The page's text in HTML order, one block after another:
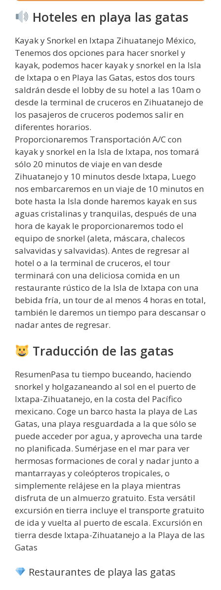
Hoteles en playa las gatas
Kayak y Snorkel en Ixtapa Zihuatanejo México,
Tenemos dos opciones para hacer snorkel y
kayak, podemos hacer kayak y snorkel en la Isla
de Ixtapa o en Playa las Gatas, estos dos tours
saldrán desde el lobby de su hotel a las 10am o
desde la terminal de cruceros en Zihuatanejo de
los pasajeros de cruceros podemos salir en
diferentes horarios.
Proporcionaremos Transportación A/C con
kayak y snorkel en la Isla de Ixtapa, nos tomará
sólo 20 minutos de viaje en van desde
Zihuatanejo y 10 minutos desde Ixtapa, Luego
nos embarcaremos en un viaje de 10 minutos en
bote hasta la Isla donde haremos kayak en sus
aguas cristalinas y tranquilas, después de una
hora de kayak le proporcionaremos todo el
equipo de snorkel (aleta, máscara, chalecos
salvavidas y salvavidas). Antes de regresar al
hotel o a la terminal de cruceros, el tour
terminará con una deliciosa comida en un
restaurante rústico de la Isla de Ixtapa con una
bebida fría, un tour de al menos 4 horas en total,
también le daremos un tiempo para descansar o
nadar antes de regresar.
Traducción de las gatas
ResumenPasa tu tiempo buceando, haciendo
snorkel y holgazaneando al sol en el puerto de
Ixtapa-Zihuatanejo, en la costa del Pacífico
mexicano. Coge un barco hasta la playa de Las
Gatas, una playa resguardada a la que sólo se
puede acceder por agua, y aprovecha una tarde
no planificada. Sumérjase en el mar para ver
hermosas formaciones de coral y nadar junto a
mantarrayas y coleópteros tropicales, o
simplemente relájese en la playa mientras
disfruta de un almuerzo gratuito. Esta versátil
excursión en tierra incluye el transporte gratuito
de ida y vuelta al puerto de escala. Excursión en
tierra desde Ixtapa-Zihuatanejo a la Playa de las
Gatas
Restaurantes de playa las gatas